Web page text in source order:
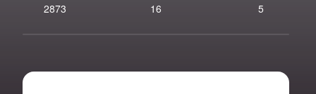
2873 16 5